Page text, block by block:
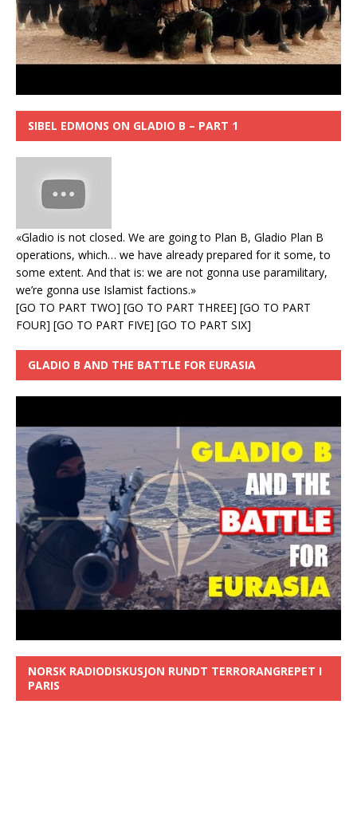
SIBEL EDMONS ON GLADIO B – PART 1
«Gladio is not closed. We are going to Plan B, Gladio Plan B
operations, which… we have already prepared for it some, to
some extent. And that is: we are not gonna use paramilitary,
we’re gonna use Islamist factions.»
[GO TO PART TWO] [GO TO PART THREE] [GO TO PART
FOUR] [GO TO PART FIVE] [GO TO PART SIX]
GLADIO B AND THE BATTLE FOR EURASIA
NORSK RADIODISKUSJON RUNDT TERRORANGREPET I
PARIS